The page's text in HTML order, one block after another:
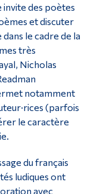
des poètes
et discuter
le cadre de la
très
Nicholas
notamment
(parfois
le caractère
du français
ludiques ont
avec